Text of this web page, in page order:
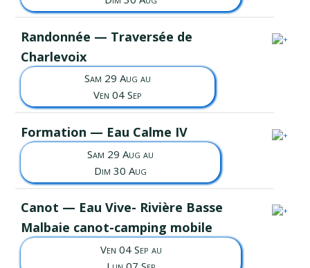
Randonnée — Traversée de
Charlevoix
Sam 29 Aug au
Ven 04 Sep
Formation — Eau Calme IV
Sam 29 Aug au
Dim 30 Aug
Canot — Eau Vive- Rivière Basse
Malbaie canot-camping mobile
Ven 04 Sep au